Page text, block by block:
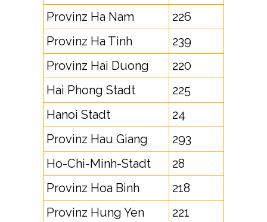
Provinz Ha Nam
226
Provinz Ha Tinh
239
Provinz Hai Duong
220
Hai Phong Stadt
225
Hanoi Stadt
24
Provinz Hau Giang
293
Ho-Chi-Minh-Stadt
28
Provinz Hoa Binh
218
Provinz Hung Yen
221